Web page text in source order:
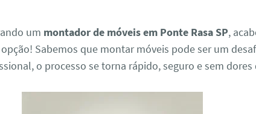
um montador de móveis em Ponte Rasa SP,
Sabemos que montar móveis pode ser um
o processo se torna rápido, seguro e sem dores